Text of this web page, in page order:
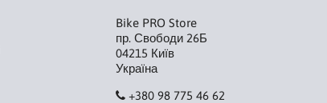
Bike PRO Store
пр. Свободи 26Б
04215 Київ
Україна
+380 98 775 46 62